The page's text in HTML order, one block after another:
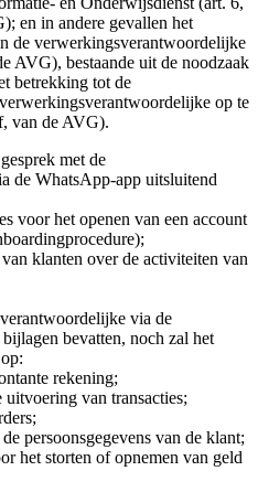
en in andere gevallen het
de verwerkingsverantwoordelijke
AVG), bestaande uit de noodzaak
betrekking tot de
op te
van de AVG).
met de
de WhatsApp-app uitsluitend
voor het openen van een account
klanten over de activiteiten van
via de
bevatten, noch zal het
rekening;
van transacties;
persoonsgegevens van de klant;
het storten of opnemen van geld